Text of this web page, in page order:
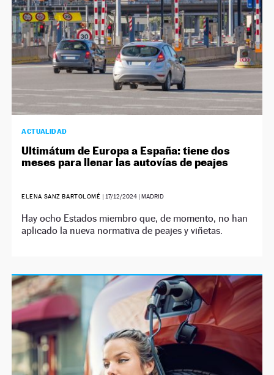
ACTUALIDAD
Ultimátum de Europa a España: tiene dos
meses para llenar las autovías de peajes
ELENA SANZ BARTOLOMÉ | 17/12/2024| MADRID
Hay ocho Estados miembro que, de momento, no han
aplicado la nueva normativa de peajes y viñetas.